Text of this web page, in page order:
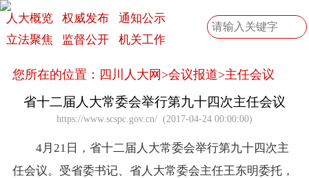
人大概览 权威发布
通知公示
立法聚焦
监督公开 机关工作
您所在的位置： 四川人大网 >会议报道>主任会议
省十二届人大常委会举行第九十四次主任会议
https://www.scspc.gov.cn/ (2017-04-24 00:00:00)
4月21日，省十二届人大常委会举行第九十四次主
任会议。受省委书记、省人大常委会主任王东明委托，